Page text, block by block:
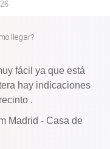
llegar?
fácil ya que está
hay indicaciones
.
Madrid - Casa de